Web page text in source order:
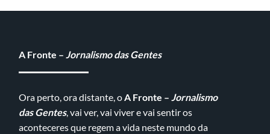
A Fronte – Jornalismo das Gentes
Ora perto, ora distante, oA Fronte – Jornalismo
das Gentes, vai ver, vai viver e vai sentir os
aconteceres que regem a vida neste mundo da